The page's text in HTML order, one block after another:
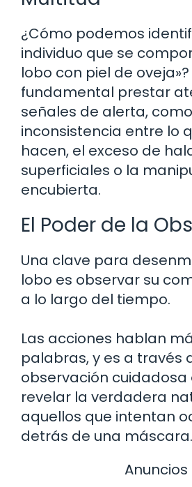
¿Cómo podemos
individuo que se
lobo con piel de oveja»?
fundamental prestar
señales de alerta,
inconsistencia entre lo
hacen, el exceso de
superficiales o la
encubierta.
El Poder de la
Una clave para
lobo es observar su
a lo largo del tiempo.
Las acciones hablan
palabras, y es a través
observación
revelar la verdadera
aquellos que intentan
detrás de una máscara.
Anuncios